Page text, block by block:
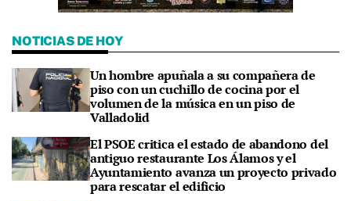
NOTICIAS DE HOY
Un hombre apuñala a su compañera de
piso con un cuchillo de cocina por el
volumen de la música en un piso de
Valladolid
El PSOE critica el estado de abandono del
antiguo restaurante Los Álamos y el
Ayuntamiento avanza un proyecto privado
para rescatar el edificio